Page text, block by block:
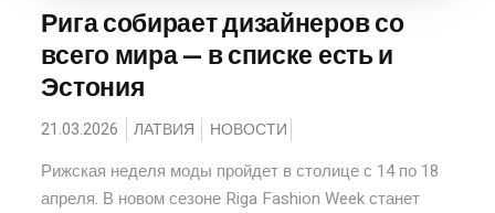
Рига собирает дизайнеров со
всего мира — в списке есть и
Эстония
21.03.2026 ЛАТВИЯ НОВОСТИ
Рижская неделя моды пройдет в столице с 14 по 18
апреля. В новом сезоне Riga Fashion Week станет